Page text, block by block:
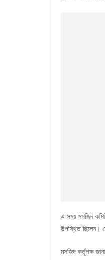
এ সময় মসজিদ
উপস্থিত ছিলেন।
মসজিদ কর্তৃপক্ষ